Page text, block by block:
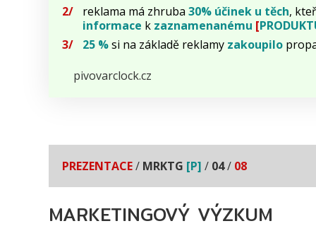
reklama má zhruba 30% účinek u těch,
informace k zaznamenanému [
25 %si na základě reklamy zakoupilo
pivovarclock.cz
PREZENTACE/ MRKTG [P] / 04/ 08
MARKETINGOVÝ VÝZKUM